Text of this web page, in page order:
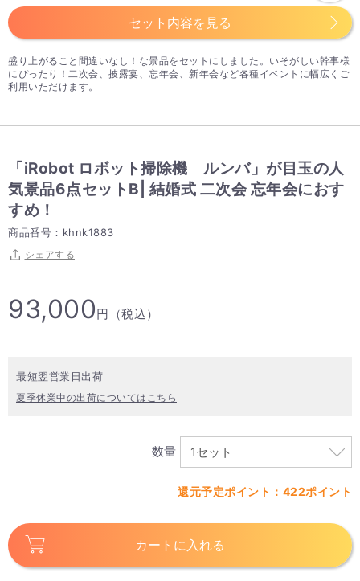
セット内容を見る
盛り上がること間違いなし！な景品をセットにしました。いそがしい幹事様
にぴったり！二次会、披露宴、忘年会、新年会など各種イベントに幅広くご
利用いただけます。
「iRobot ロボット掃除機 ルンバ」が目玉の人
気景品6点セットB| 結婚式 二次会 忘年会におす
すめ！
商品番号：khnk1883
シェアする
93,000円（税込）
最短翌営業日出荷
夏季休業中の出荷についてはこちら
数量
還元予定ポイント：422ポイント
カートに入れる